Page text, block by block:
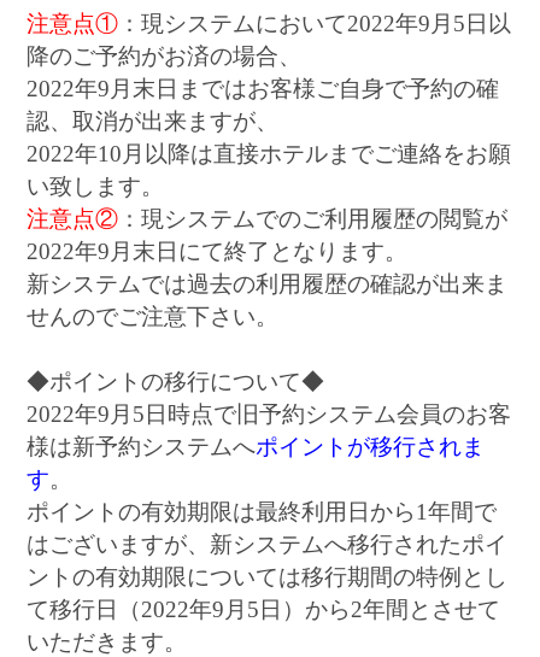
注意点① ：現システムにおいて2022年9月5日以
降のご予約がお済の場合、
2022年9月末日まではお客様ご自身で予約の確
認、取消が出来ますが、
2022年10月以降は直接ホテルまでご連絡をお願
い致します。
注意点② ：現システムでのご利用履歴の閲覧が
2022年9月末日にて終了となります。
新システムでは過去の利用履歴の確認が出来ま
せんのでご注意下さい。
◆ポイントの移行について◆
2022年9月5日時点で旧予約システム会員のお客
様は新予約システムへポイントが移行されま
す。
ポイントの有効期限は最終利用日から1年間で
はございますが、新システムへ移行されたポイ
ントの有効期限については移行期間の特例とし
て移行日（2022年9月5日）から2年間とさせて
いただきます。